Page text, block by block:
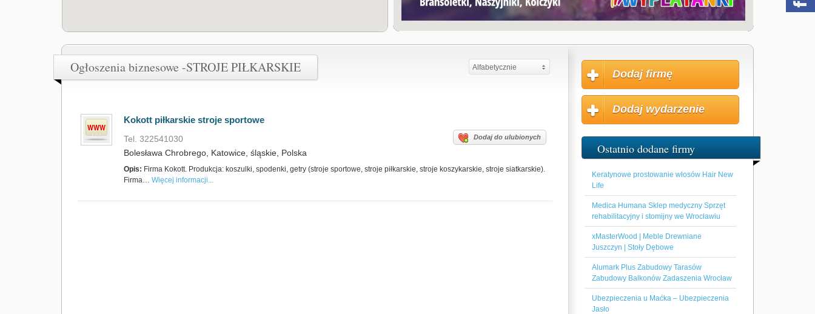
Ogłoszenia biznesowe -STROJE PIŁKARSKIE Alfabetycznie
Kokott piłkarskie stroje sportowe
Dodaj do ulubionych
Tel. 322541030
Bolesława Chrobrego, Katowice, śląskie, Polska
Opis: Firma Kokott. Produkcja: koszulki, spodenki, getry (stroje sportowe, stroje piłkarskie, stroje koszykarskie, stroje siatkarskie).
Firma… Więcej informacji...
Dodaj firmę
Dodaj wydarzenie
Ostatnio dodane firmy
Keratynowe prostowanie włosów Hair New
Life
Medica Humana Sklep medyczny Sprzęt
rehabilitacyjny i stomijny we Wrocławiu
xMasterWood | Meble Drewniane
Juszczyn | Stoły Dębowe
Alumark Plus Zabudowy Tarasów
Zabudowy Balkonów Zadaszenia Wrocław
Ubezpieczenia u Maćka – Ubezpieczenia
Jasło